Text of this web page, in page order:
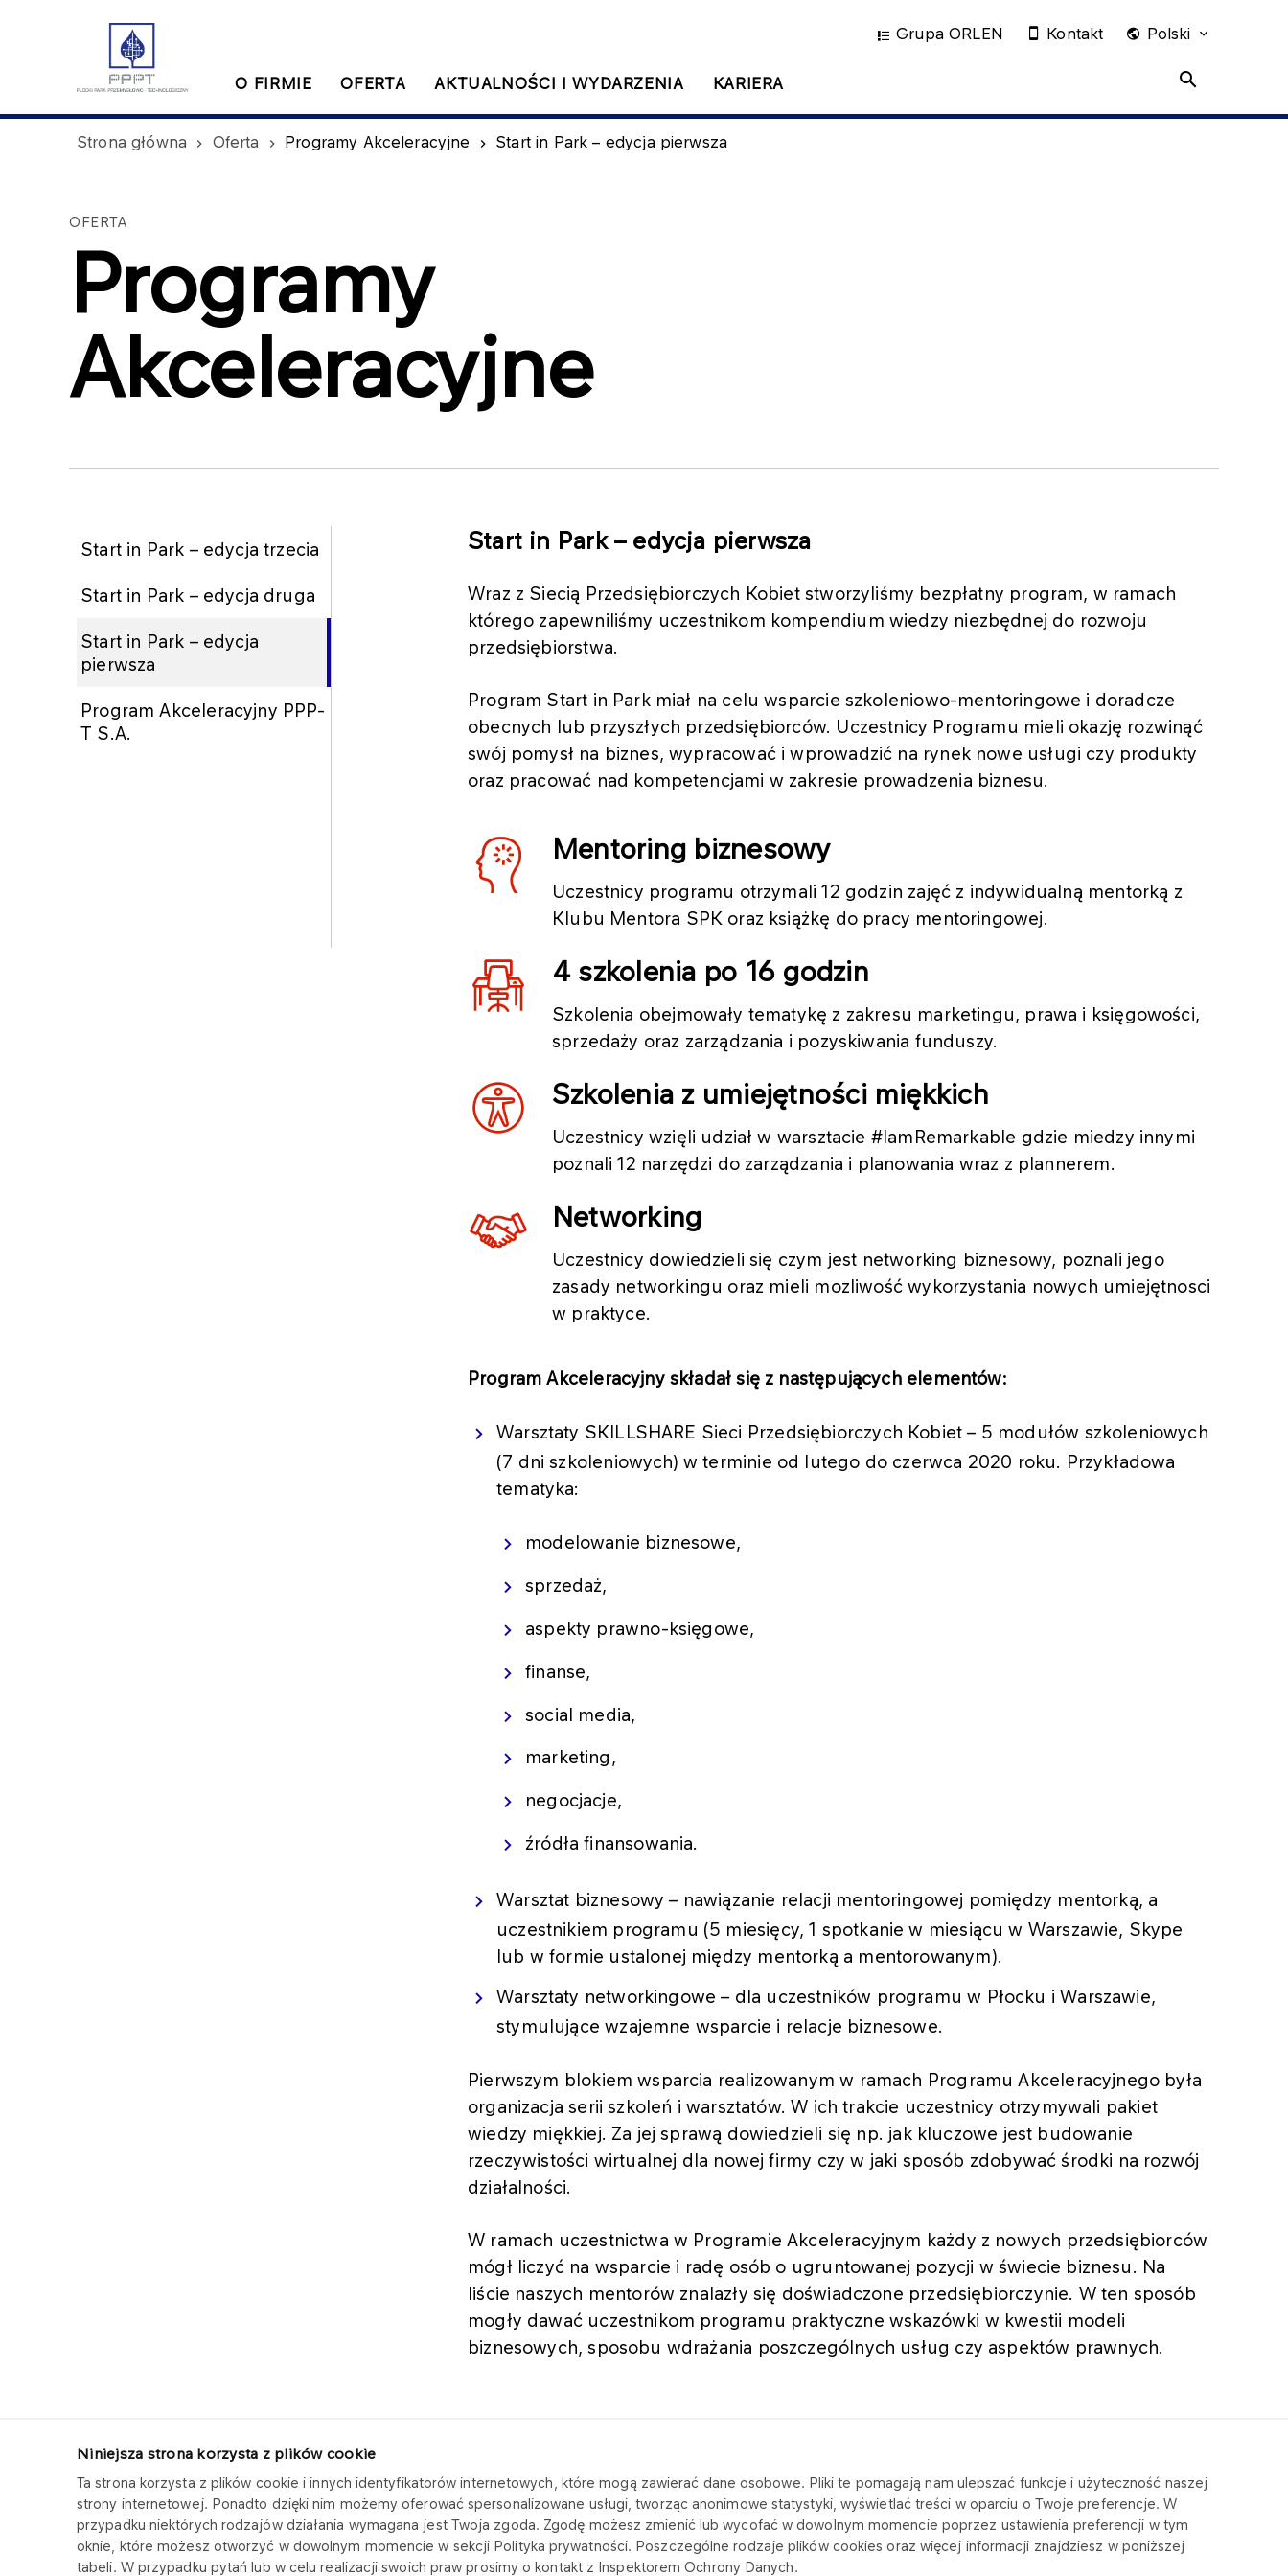
Niniejsza strona korzysta z plików cookie
Ta strona korzysta z plików cookie i innych identyfikatorów internetowych, które mogą zawierać dane osobowe. Pliki te pomagają nam ulepszać funkcje i użyteczność naszej
strony internetowej. Ponadto dzięki nim możemy oferować spersonalizowane usługi, tworząc anonimowe statystyki, wyświetlać treści w oparciu o Twoje preferencje. W
przypadku niektórych rodzajów działania wymagana jest Twoja zgoda. Zgodę możesz zmienić lub wycofać w dowolnym momencie poprzez ustawienia preferencji w tym
oknie, które możesz otworzyć w dowolnym momencie w sekcji Polityka prywatności. Poszczególne rodzaje plików cookies oraz więcej informacji znajdziesz w poniższej
tabeli. W przypadku pytań lub w celu realizacji swoich praw prosimy o kontakt z Inspektorem Ochrony Danych.
O FIRMIE OFERTA AKTUALNOŚCI I WYDARZENIA KARIERA
Grupa ORLEN Kontakt Polski
Strona główna Oferta Programy Akceleracyjne Start in Park – edycja pierwsza
OFERTA
Programy
Akceleracyjne
Start in Park – edycja trzecia
Start in Park – edycja druga
Start in Park – edycja
pierwsza
Program Akceleracyjny PPP-
T S.A.
Start in Park – edycja pierwsza
Wraz z Siecią Przedsiębiorczych Kobiet stworzyliśmy bezpłatny program, w ramach
którego zapewniliśmy uczestnikom kompendium wiedzy niezbędnej do rozwoju
przedsiębiorstwa.
Program Start in Park miał na celu wsparcie szkoleniowo-mentoringowe i doradcze
obecnych lub przyszłych przedsiębiorców. Uczestnicy Programu mieli okazję rozwinąć
swój pomysł na biznes, wypracować i wprowadzić na rynek nowe usługi czy produkty
oraz pracować nad kompetencjami w zakresie prowadzenia biznesu.
Mentoring biznesowy
Uczestnicy programu otrzymali 12 godzin zajęć z indywidualną mentorką z
Klubu Mentora SPK oraz książkę do pracy mentoringowej.
4 szkolenia po 16 godzin
Szkolenia obejmowały tematykę z zakresu marketingu, prawa i księgowości,
sprzedaży oraz zarządzania i pozyskiwania funduszy.
Szkolenia z umiejętności miękkich
Uczestnicy wzięli udział w warsztacie #IamRemarkable gdzie miedzy innymi
poznali 12 narzędzi do zarządzania i planowania wraz z plannerem.
Networking
Uczestnicy dowiedzieli się czym jest networking biznesowy, poznali jego
zasady networkingu oraz mieli mozliwość wykorzystania nowych umiejętnosci
w praktyce.
Program Akceleracyjny składał się z następujących elementów:
Warsztaty SKILLSHARE Sieci Przedsiębiorczych Kobiet – 5 modułów szkoleniowych
(7 dni szkoleniowych) w terminie od lutego do czerwca 2020 roku. Przykładowa
tematyka:
modelowanie biznesowe,
sprzedaż,
aspekty prawno-księgowe,
finanse,
social media,
marketing,
negocjacje,
źródła finansowania.
Warsztat biznesowy – nawiązanie relacji mentoringowej pomiędzy mentorką, a
uczestnikiem programu (5 miesięcy, 1 spotkanie w miesiącu w Warszawie, Skype
lub w formie ustalonej między mentorką a mentorowanym).
Warsztaty networkingowe – dla uczestników programu w Płocku i Warszawie,
stymulujące wzajemne wsparcie i relacje biznesowe.
Pierwszym blokiem wsparcia realizowanym w ramach Programu Akceleracyjnego była
organizacja serii szkoleń i warsztatów. W ich trakcie uczestnicy otrzymywali pakiet
wiedzy miękkiej. Za jej sprawą dowiedzieli się np. jak kluczowe jest budowanie
rzeczywistości wirtualnej dla nowej firmy czy w jaki sposób zdobywać środki na rozwój
działalności.
W ramach uczestnictwa w Programie Akceleracyjnym każdy z nowych przedsiębiorców
mógł liczyć na wsparcie i radę osób o ugruntowanej pozycji w świecie biznesu. Na
liście naszych mentorów znalazły się doświadczone przedsiębiorczynie. W ten sposób
mogły dawać uczestnikom programu praktyczne wskazówki w kwestii modeli
biznesowych, sposobu wdrażania poszczególnych usług czy aspektów prawnych.
PPP-T S.A.
Copyright © 2025
Wszystkie prawa zastrzeżone
SKONTAKTUJ SIĘ Z NAMI
Dział Rozwoju i Marketingu
NA SKRÓTY
Aktualności
Dla
akcjonariuszy
O firmie